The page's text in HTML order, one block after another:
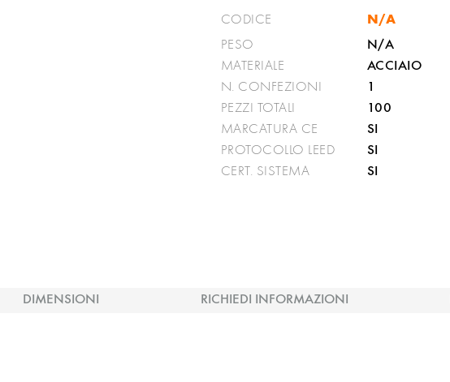
CODICE N/A
PESO N/A
MATERIALE ACCIAIO
N. CONFEZIONI 1
PEZZI TOTALI 100
MARCATURA CE SI
PROTOCOLLO LEED SI
CERT. SISTEMA SI
DIMENSIONI RICHIEDI INFORMAZIONI